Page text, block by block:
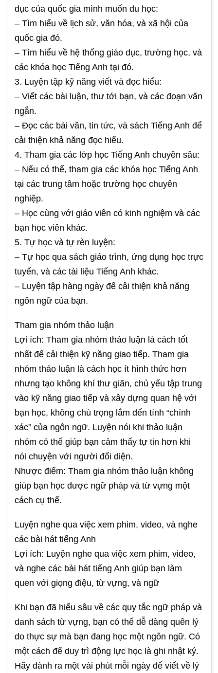
dục của quốc gia mình muốn du học:
– Tìm hiểu về lịch sử, văn hóa, và xã hội của
quốc gia đó.
– Tìm hiểu về hệ thống giáo dục, trường học, và
các khóa học Tiếng Anh tại đó.
3. Luyện tập kỹ năng viết và đọc hiểu:
– Viết các bài luận, thư tới bạn, và các đoạn văn
ngắn.
– Đọc các bài văn, tin tức, và sách Tiếng Anh để
cải thiện khả năng đọc hiểu.
4. Tham gia các lớp học Tiếng Anh chuyên sâu:
– Nếu có thể, tham gia các khóa học Tiếng Anh
tại các trung tâm hoặc trường học chuyên
nghiệp.
– Học cùng với giáo viên có kinh nghiệm và các
bạn học viên khác.
5. Tự học và tự rèn luyện:
– Tự học qua sách giáo trình, ứng dụng học trực
tuyến, và các tài liệu Tiếng Anh khác.
– Luyện tập hàng ngày để cải thiện khả năng
ngôn ngữ của bạn.
Tham gia nhóm thảo luận
Lợi ích: Tham gia nhóm thảo luận là cách tốt
nhất để cải thiện kỹ năng giao tiếp. Tham gia
nhóm thảo luận là cách học ít hình thức hơn
nhưng tạo không khí thư giãn, chủ yếu tập trung
vào kỹ năng giao tiếp và xây dựng quan hệ với
bạn học, không chú trọng lắm đến tính “chính
xác” của ngôn ngữ. Luyện nói khi thảo luận
nhóm có thể giúp bạn cảm thấy tự tin hơn khi
nói chuyện với người đối diện.
Nhược điểm: Tham gia nhóm thảo luận không
giúp bạn học được ngữ pháp và từ vựng một
cách cụ thể.
Luyện nghe qua việc xem phim, video, và nghe
các bài hát tiếng Anh
Lợi ích: Luyện nghe qua việc xem phim, video,
và nghe các bài hát tiếng Anh giúp bạn làm
quen với giọng điệu, từ vựng, và ngữ
Khi bạn đã hiểu sâu về các quy tắc ngữ pháp và
danh sách từ vựng, bạn có thể dễ dàng quên lý
do thực sự mà bạn đang học một ngôn ngữ. Có
một cách để duy trì động lực học là ghi nhật ký.
Hãy dành ra một vài phút mỗi ngày để viết về lý